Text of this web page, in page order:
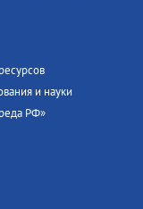
и науки
РФ»